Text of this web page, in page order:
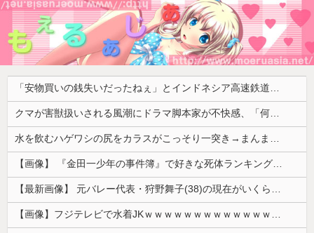
「安物買いの銭失いだったねぇ」とインドネシア高速鉄道の最終処分に日本側騒然、国家予算は使わないというと何が財源なんだ？
クマが害獣扱いされる風潮にドラマ脚本家が不快感、「何度もクマに会ったことがあるけど全然怖くなかった」と主張しており……
水を飲むハゲワシの尻をカラスがこっそり一突き→まんまと追い払って水皿ひとり占め【海外の反応】
【画像】 『金田一少年の事件簿』で好きな死体ランキング１位がこちら！
【最新画像】 元バレー代表・狩野舞子(38)の現在がいくらなんでも即ハボすぎる！
【画像】フジテレビで水着JKｗｗｗｗｗｗｗｗｗｗｗｗｗｗｗｗ